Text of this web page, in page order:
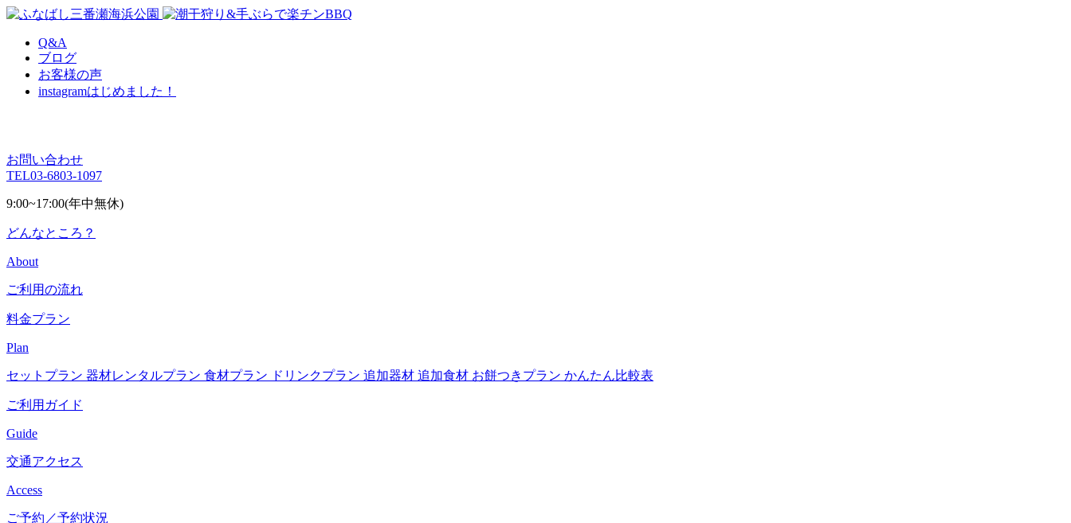
Q&A
ブログ
お客様の声
instagramはじめました！
お問い合わせ
TEL03-6803-1097
9:00~17:00(年中無休)
どんなところ？
About
ご利用の流れ
料金プラン
Plan
セットプラン 器材レンタルプラン 食材プラン ドリンクプラン 追加器材 追加食材 お餅つきプラン かんたん比較表
ご利用ガイド
Guide
交通アクセス
Access
ご予約／予約状況